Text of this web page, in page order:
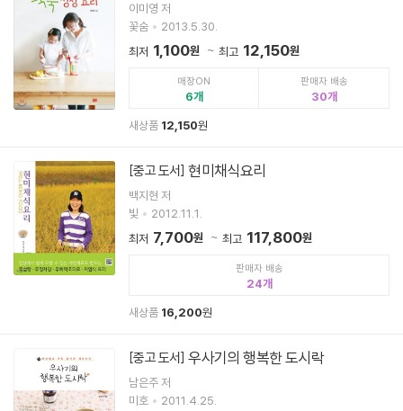
이미영 저
꽃숨
2013.5.30.
최저 1,100원 최고 12,150원
매장ON
6
판매자 배송
30
새상품 12,150원
[중고 도서] 현미채식요리
백지현 저
빛
2012.11.1.
최저 7,700원 최고 117,800원
판매자 배송
24
새상품 16,200원
[중고 도서] 우사기의 행복한 도시락
남은주 저
미호
2011.4.25.